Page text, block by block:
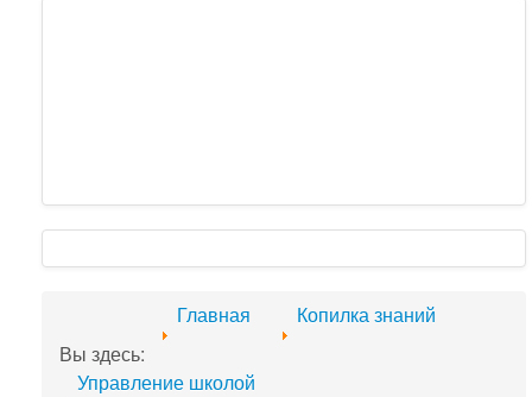
Вы здесь:
Главная Копилка знаний
Управление школой